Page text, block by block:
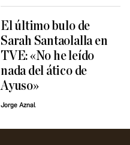
El último bulo de
Sarah Santaolalla en
TVE: «No he leído
nada del ático de
Ayuso»
Jorge Aznal